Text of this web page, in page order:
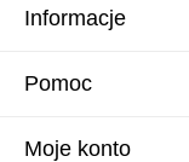
Informacje
Pomoc
Moje konto